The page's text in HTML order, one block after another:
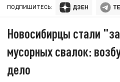
ПОДПИШИТЕСЬ:
Новосибирцы стали
мусорных свалок:
дело